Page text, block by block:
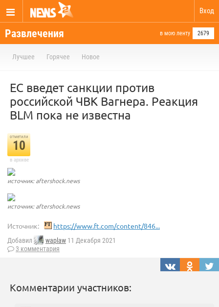
Вход
Развлечения в мою ленту 2679
Лучшее Горячее Новое
ЕС введет санкции против
российской ЧВК Вагнера. Реакция
BLM пока не известна
отметили
10
в архиве
источник: aftershock.news
источник: aftershock.news
Источник: https://www.ft.com/content/846...
Добавил waplaw 11 Декабря 2021
3 комментария
Комментарии участников: